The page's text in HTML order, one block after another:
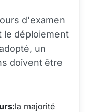
d'examen
le déploiement
un
doivent être
la majorité